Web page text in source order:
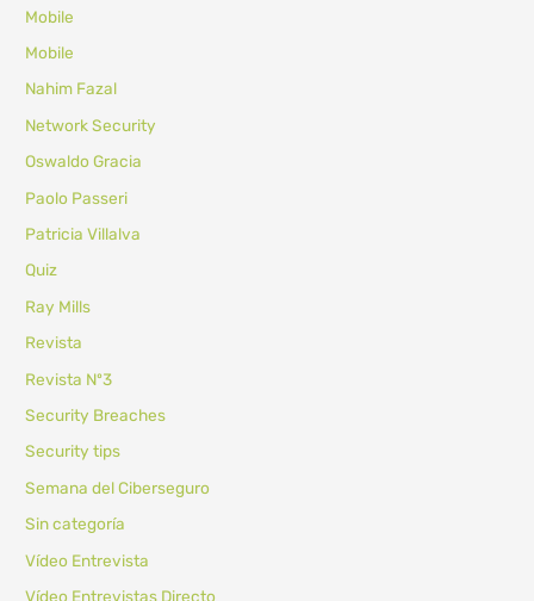
Mobile
Mobile
Nahim Fazal
Network Security
Oswaldo Gracia
Paolo Passeri
Patricia Villalva
Quiz
Ray Mills
Revista
Revista Nº3
Security Breaches
Security tips
Semana del Ciberseguro
Sin categoría
Vídeo Entrevista
Vídeo Entrevistas Directo